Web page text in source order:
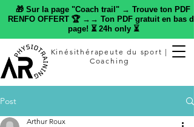
🎁 Sur la page "Coach trail" → Trouve ton PDF
RENFO OFFERT 🏆 →→ Ton PDF gratuit en bas de
page! ⏳ 24h only ⏳
Kinésithérapeute du sport |
Coaching
Post
Arthur Roux